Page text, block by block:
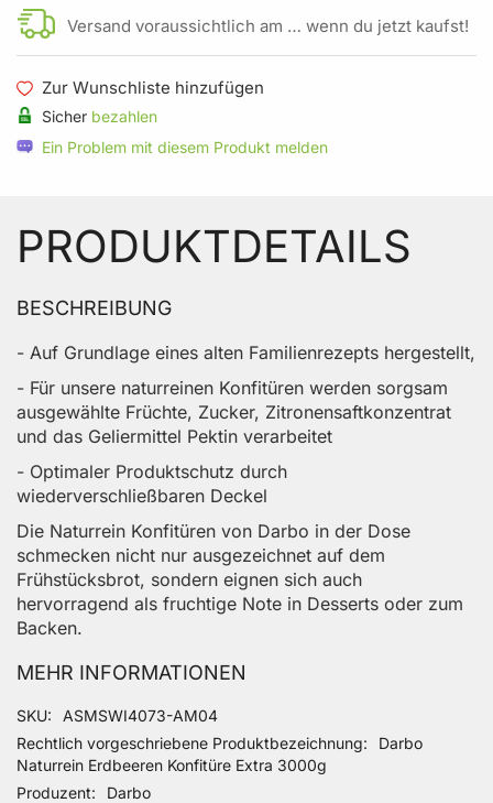
Versand voraussichtlich am … wenn du jetzt kaufst!
Zur Wunschliste hinzufügen
Sicher bezahlen
Ein Problem mit diesem Produkt melden
PRODUKTDETAILS
BESCHREIBUNG
- Auf Grundlage eines alten Familienrezepts hergestellt,
- Für unsere naturreinen Konfitüren werden sorgsam
ausgewählte Früchte, Zucker, Zitronensaftkonzentrat
und das Geliermittel Pektin verarbeitet
- Optimaler Produktschutz durch
wiederverschließbaren Deckel
Die Naturrein Konfitüren von Darbo in der Dose
schmecken nicht nur ausgezeichnet auf dem
Frühstücksbrot, sondern eignen sich auch
hervorragend als fruchtige Note in Desserts oder zum
Backen.
MEHR INFORMATIONEN
Mehr Informationen
SKU
ASMSWI4073-AM04
Rechtlich vorgeschriebene Produktbezeichnung
Darbo
Naturrein Erdbeeren Konfitüre Extra 3000g
Produzent
Darbo